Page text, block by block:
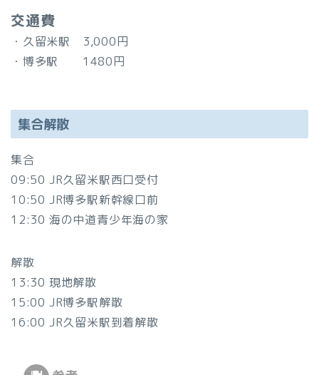
交通費
・久留米駅 3,000円
・博多駅 1480円
集合解散
集合
09:50 JR久留米駅西口受付
10:50 JR博多駅新幹線口前
12:30 海の中道青少年海の家
解散
13:30 現地解散
15:00 JR博多駅解散
16:00 JR久留米駅到着解散